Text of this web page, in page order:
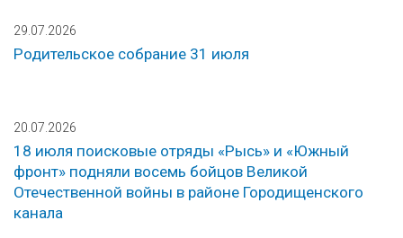
29.07.2026
Родительское собрание 31 июля
20.07.2026
18 июля поисковые отряды «Рысь» и «Южный
фронт» подняли восемь бойцов Великой
Отечественной войны в районе Городищенского
канала